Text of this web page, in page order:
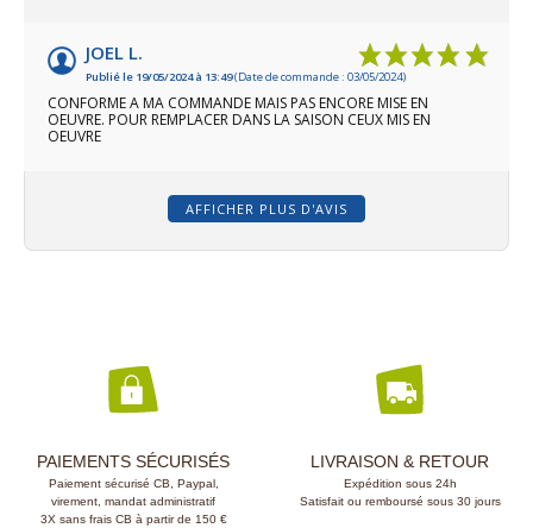
JOEL L.
Publié le 19/05/2024 à 13:49(Date de commande : 03/05/2024)
CONFORME A MA COMMANDE MAIS PAS ENCORE MISE EN
OEUVRE. POUR REMPLACER DANS LA SAISON CEUX MIS EN
OEUVRE
AFFICHER PLUS D'AVIS
PAIEMENTS SÉCURISÉS
Paiement sécurisé CB, Paypal,
virement, mandat administratif
3X sans frais CB à partir de 150 €
LIVRAISON & RETOUR
Expédition sous 24h
Satisfait ou remboursé sous 30 jours